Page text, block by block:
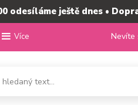
odesíláme ještě dnes •
Více Nevíte